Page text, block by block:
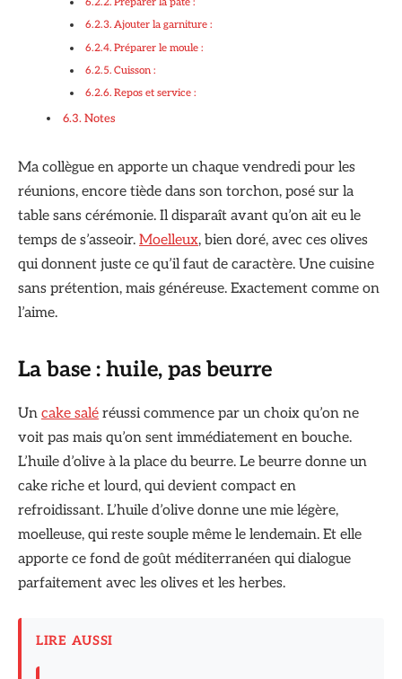
Ajouter la garniture :
Préparer le moule :
Cuisson :
Repos et service :
Notes
Ma collègue en apporte un chaque vendredi pour les
réunions, encore tiède dans son torchon, posé sur la
table sans cérémonie. Il disparaît avant qu’on ait eu le
temps de s’asseoir. Moelleux, bien doré, avec ces olives
qui donnent juste ce qu’il faut de caractère. Une cuisine
sans prétention, mais généreuse. Exactement comme on
l’aime.
La base : huile, pas beurre
Un cake salé réussi commence par un choix qu’on ne
voit pas mais qu’on sent immédiatement en bouche.
L’huile d’olive à la place du beurre. Le beurre donne un
cake riche et lourd, qui devient compact en
refroidissant. L’huile d’olive donne une mie légère,
moelleuse, qui reste souple même le lendemain. Et elle
apporte ce fond de goût méditerranéen qui dialogue
parfaitement avec les olives et les herbes.
LIRE AUSSI